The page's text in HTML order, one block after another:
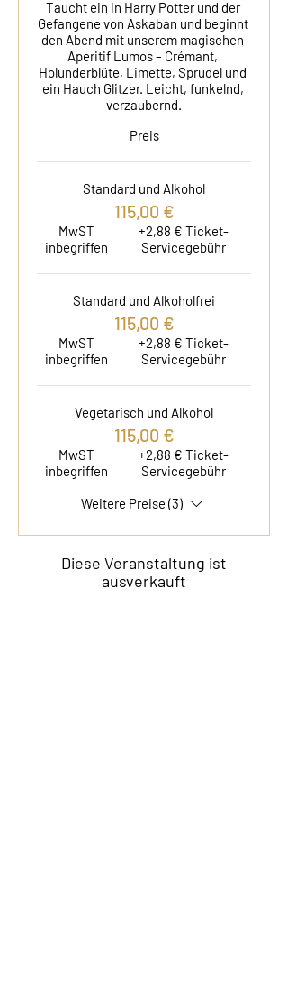
Taucht ein in Harry Potter und der
Gefangene von Askaban und beginnt
den Abend mit unserem magischen
Aperitif Lumos – Crémant,
Holunderblüte, Limette, Sprudel und
ein Hauch Glitzer. Leicht, funkelnd,
verzaubernd.
Preis
Standard und Alkohol
115,00 €
MwST
inbegriffen
+2,88 € Ticket-
Servicegebühr
Standard und Alkoholfrei
115,00 €
MwST
inbegriffen
+2,88 € Ticket-
Servicegebühr
Vegetarisch und Alkohol
115,00 €
MwST
inbegriffen
+2,88 € Ticket-
Servicegebühr
Weitere Preise (3)
Diese Veranstaltung ist
ausverkauft